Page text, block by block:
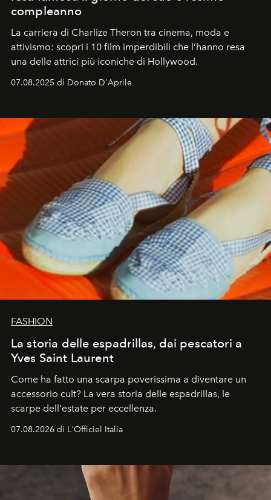
compleanno
La carriera di Charlize Theron tra cinema, moda e
attivismo: scopri i 10 film imperdibili che l’hanno resa
una delle attrici più iconiche di Hollywood.
07.08.2025 di Donato D'Aprile
FASHION
La storia delle espadrillas, dai pescatori a
Yves Saint Laurent
Come ha fatto una scarpa poverissima a diventare un
accessorio cult? La vera storia delle espadrillas, le
scarpe dell'estate per eccellenza.
07.08.2026 di L'Officiel Italia